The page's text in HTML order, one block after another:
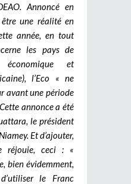
Annoncé en
une réalité en
année, en tout
les pays de
économique et
l’Eco « ne
avant une période
annonce a été
le président
Et d’ajouter,
réjouie, ceci : «
bien évidemment,
le Franc